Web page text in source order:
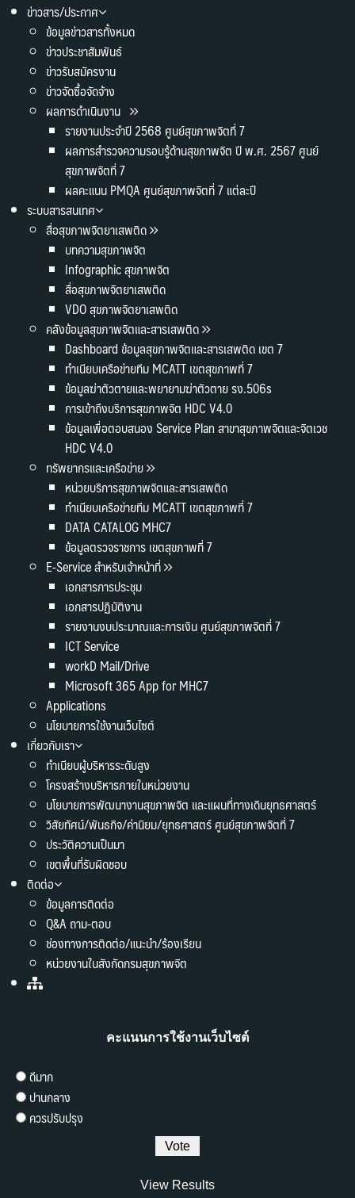
ข่าวสาร/ประกาศ
ข้อมูลข่าวสารทั้งหมด
ข่าวประชาสัมพันธ์
ข่าวรับสมัครงาน
ข่าวจัดซื้อจัดจ้าง
ผลการดำเนินงาน
รายงานประจำปี 2568 ศูนย์สุขภาพจิตที่ 7
ผลการสำรวจความรอบรู้ด้านสุขภาพจิต ปี พ.ศ. 2567 ศูนย์
สุขภาพจิตที่ 7
ผลคะแนน PMQA ศูนย์สุขภาพจิตที่ 7 แต่ละปี
ระบบสารสนเทศ
สื่อสุขภาพจิตยาเสพติด
บทความสุขภาพจิต
Infographic สุขภาพจิต
สื่อสุขภาพจิตยาเสพติด
VDO สุขภาพจิตยาเสพติด
คลังข้อมูลสุขภาพจิตและสารเสพติด
Dashboard ข้อมูลสุขภาพจิตและสารเสพติด เขต 7
ทำเนียบเครือข่ายทีม MCATT เขตสุขภาพที่ 7
ข้อมูลฆ่าตัวตายและพยายามฆ่าตัวตาย รง.506s
การเข้าถึงบริการสุขภาพจิต HDC V4.0
ข้อมูลเพื่อตอบสนอง Service Plan สาขาสุขภาพจิตและจิตเวช
HDC V4.0
ทรัพยากรและเครือข่าย
หน่วยบริการสุขภาพจิตและสารเสพติด
ทำเนียบเครือข่ายทีม MCATT เขตสุขภาพที่ 7
DATA CATALOG MHC7
ข้อมูลตรวจราชการ เขตสุขภาพที่ 7
E-Service สำหรับเจ้าหน้าที่
เอกสารการประชุม
เอกสารปฏิบัติงาน
รายงานงบประมาณและการเงิน ศูนย์สุขภาพจิตที่ 7
ICT Service
workD Mail/Drive
Microsoft 365 App for MHC7
Applications
นโยบายการใช้งานเว็บไซต์
เกี่ยวกับเรา
ทำเนียบผู้บริหารระดับสูง
โครงสร้างบริหารภายในหน่วยงาน
นโยบายการพัฒนางานสุขภาพจิต และแผนที่ทางเดินยุทธศาสตร์
วิสัยทัศน์/พันธกิจ/ค่านิยม/ยุทธศาสตร์ ศูนย์สุขภาพจิตที่ 7
ประวัติความเป็นมา
เขตพื้นที่รับผิดชอบ
ติดต่อ
ข้อมูลการติดต่อ
Q&A ถาม-ตอบ
ช่องทางการติดต่อ/แนะนำ/ร้องเรียน
หน่วยงานในสังกัดกรมสุขภาพจิต
คะแนนการใช้งานเว็บไซต์
ดีมาก
ปานกลาง
ควรปรับปรุง
View Results